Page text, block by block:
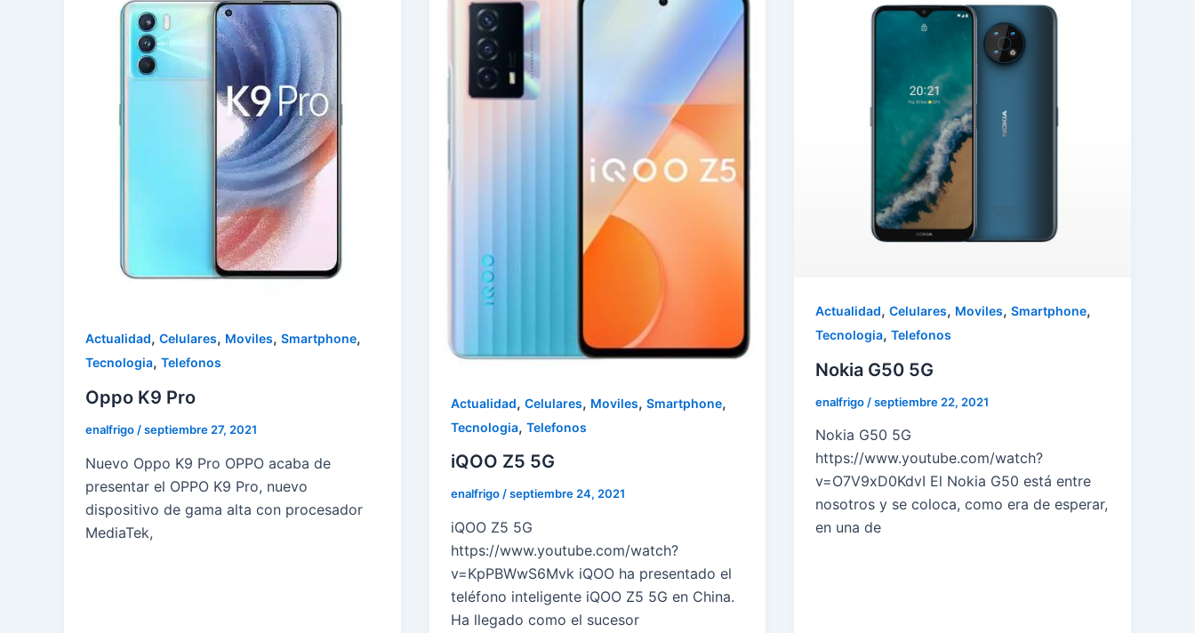
Actualidad, Celulares, Moviles, Smartphone,
Tecnologia, Telefonos
Oppo K9 Pro
enalfrigo /septiembre 27, 2021
Nuevo Oppo K9 Pro OPPO acaba de
presentar el OPPO K9 Pro, nuevo
dispositivo de gama alta con procesador
MediaTek,
Actualidad, Celulares, Moviles, Smartphone,
Tecnologia, Telefonos
iQOO Z5 5G
enalfrigo/septiembre 24, 2021
iQOO Z5 5G
https://www.youtube.com/watch?
v=KpPBWwS6Mvk iQOO ha presentado el
teléfono inteligente iQOO Z5 5G en China.
Ha llegado como el sucesor
Actualidad,Celulares, Moviles,Smartphone,
Tecnologia,Telefonos
Nokia G50 5G
enalfrigo /septiembre 22, 2021
Nokia G50 5G
https://www.youtube.com/watch?
v=O7V9xD0KdvI El Nokia G50 está entre
nosotros y se coloca, como era de esperar,
en una de